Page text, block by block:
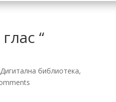
“
Дигитална библиотека,